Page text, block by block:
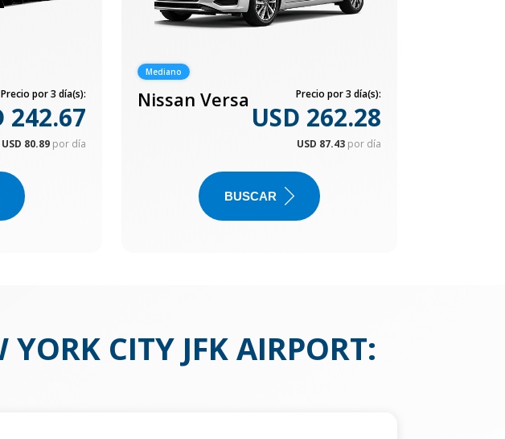
Precio por 3 día(s):
242.67
USD 80.89 por día
Mediano
Nissan Versa Precio por 3 día(s):
USD 262.28
USD 87.43 por día
BUSCAR
YORK CITY JFK AIRPORT: